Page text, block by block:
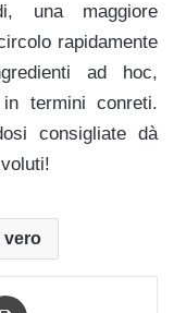
una maggiore
rapidamente
ad hoc,
termini conreti.
consigliate dà
vero